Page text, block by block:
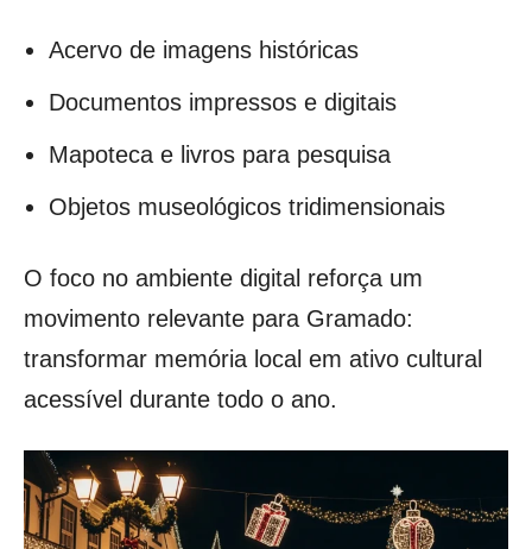
Acervo de imagens históricas
Documentos impressos e digitais
Mapoteca e livros para pesquisa
Objetos museológicos tridimensionais
O foco no ambiente digital reforça um
movimento relevante para Gramado:
transformar memória local em ativo cultural
acessível durante todo o ano.